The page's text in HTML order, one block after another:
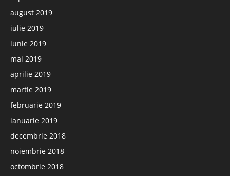
august 2019
iulie 2019
iunie 2019
mai 2019
aprilie 2019
martie 2019
februarie 2019
ianuarie 2019
decembrie 2018
noiembrie 2018
octombrie 2018